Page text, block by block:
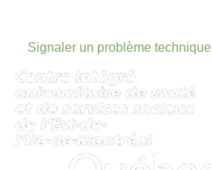
Signaler un problème technique